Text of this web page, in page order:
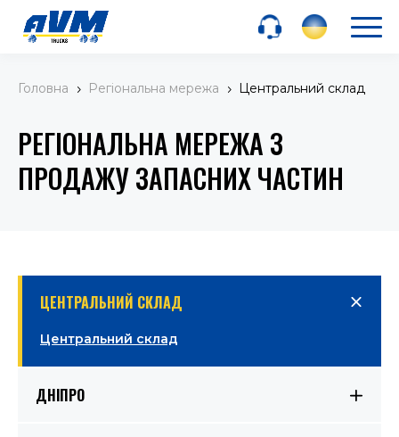
Головна 5 Регіональна мережа 5 Центральний склад
РЕГІОНАЛЬНА МЕРЕЖА З
ПРОДАЖУ ЗАПАСНИХ ЧАСТИН
ЦЕНТРАЛЬНИЙ СКЛАД
Центральний склад
ДНІПРО